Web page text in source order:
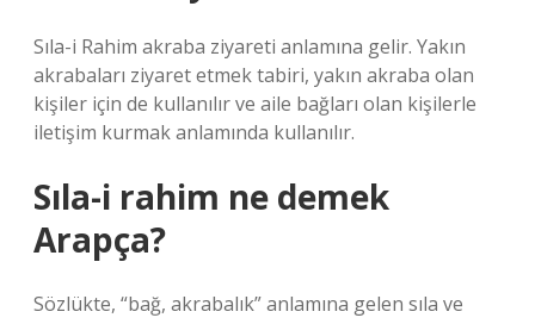
Sıla-i Rahim akraba ziyareti anlamına gelir. Yakın
akrabaları ziyaret etmek tabiri, yakın akraba olan
kişiler için de kullanılır ve aile bağları olan kişilerle
iletişim kurmak anlamında kullanılır.
Sıla-i rahim ne demek
Arapça?
Sözlükte, “bağ, akrabalık” anlamına gelen sıla ve